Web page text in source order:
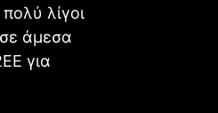
λίγοι
άμεσα
για